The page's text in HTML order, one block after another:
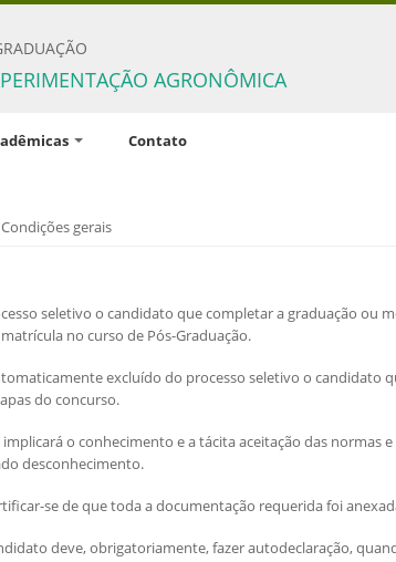
AGRONÔMICA
de
inglesa
de
Contato
gerais
seletivo o candidato que completar a graduação ou
no curso de Pós-Graduação.
excluído do processo seletivo o candidato
do concurso.
o conhecimento e a tácita aceitação das normas
desconhecimento.
se de que toda a documentação requerida foi
deve, obrigatoriamente, fazer autodeclaração,